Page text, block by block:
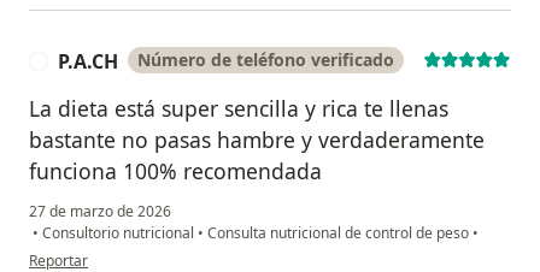
P.A.CH Número de teléfono verificado
La dieta está super sencilla y rica te llenas
bastante no pasas hambre y verdaderamente
funciona 100% recomendada
27 de marzo de 2026
• Consultorio nutricional • Consulta nutricional de control de peso •
en opinión del usuario P.A.CH
Reportar